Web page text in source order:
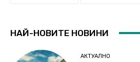
НАЙ-НОВИТЕ НОВИНИ
АКТУАЛНО